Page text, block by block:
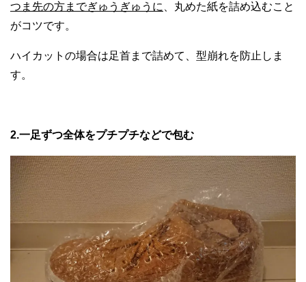
つま先の方までぎゅうぎゅうに
、丸めた紙を詰め込むこと
がコツです。
ハイカットの場合は足首まで詰めて、型崩れを防止しま
す。
2.一足ずつ全体をプチプチなどで包む